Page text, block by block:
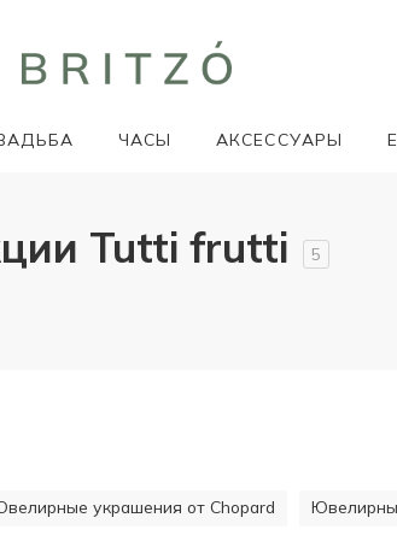
ЧАСЫ АКСЕССУАРЫ
Tutti frutti 5
украшения от Chopard